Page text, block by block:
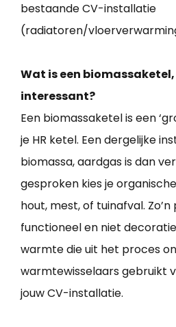
bestaande CV-installatie
(radiatoren/
Wat is een
interessant?
Een biomassaketel is een
je HR ketel. Een dergelijke
biomassa, aardgas is dan
gesproken kies je
hout, mest, of tuinafval.
functioneel en niet
warmte die uit het proces
warmtewisselaars gebruikt
jouw CV-installatie.